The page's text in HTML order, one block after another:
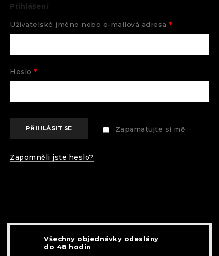
Přihlášení
Uživatelské jméno nebo e-mailová adresa *
Heslo *
Zapamatujte si mě
PŘIHLÁSIT SE
Zapomněli jste heslo?
Všechny objednávky odeslány
do 48 hodin